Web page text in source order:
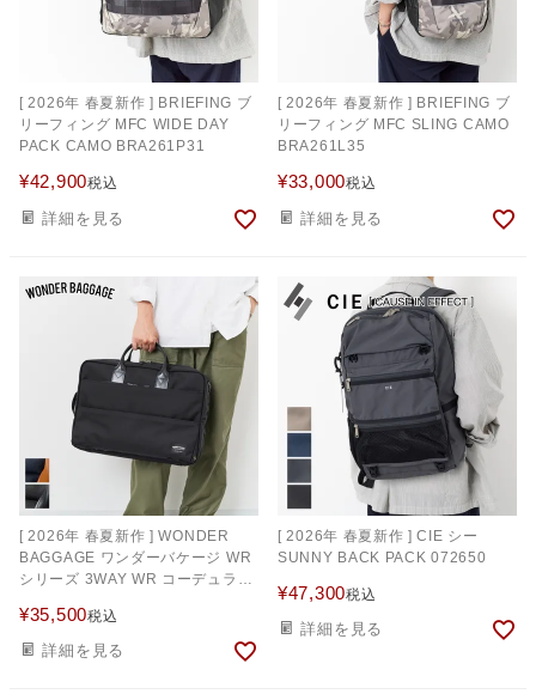
[ 2026年 春夏新作 ] BRIEFING ブ
リーフィング MFC WIDE DAY
PACK CAMO BRA261P31
¥42,900税込
詳細を見る
[ 2026年 春夏新作 ] BRIEFING ブ
リーフィング MFC SLING CAMO
BRA261L35
¥33,000税込
詳細を見る
[ 2026年 春夏新作 ] WONDER
BAGGAGE ワンダーバケージ WR
シリーズ 3WAY WR コーデュラバ
¥35,500税込
詳細を見る
[ 2026年 春夏新作 ] CIE シー
SUNNY BACK PACK 072650
¥47,300税込
詳細を見る